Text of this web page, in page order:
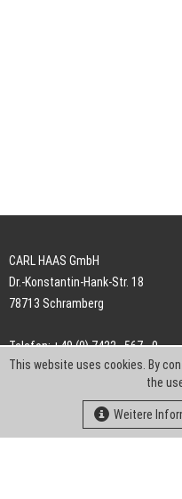
CARL HAAS GmbH
Dr.-Konstantin-Hank-Str. 18
78713 Schramberg
Telefon: +49 (0) 7422 . 567 - 0
Telefax: +49 (0) 7422 . 567 - 239
info-ch@kern-liebers.com
This website uses cookies. By
the
Weitere